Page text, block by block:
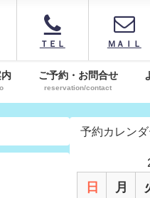
ＴＥＬ ＭＡＩＬ
内 ご予約・お問合せ
reservation/contact
予約カレンダ
日
月